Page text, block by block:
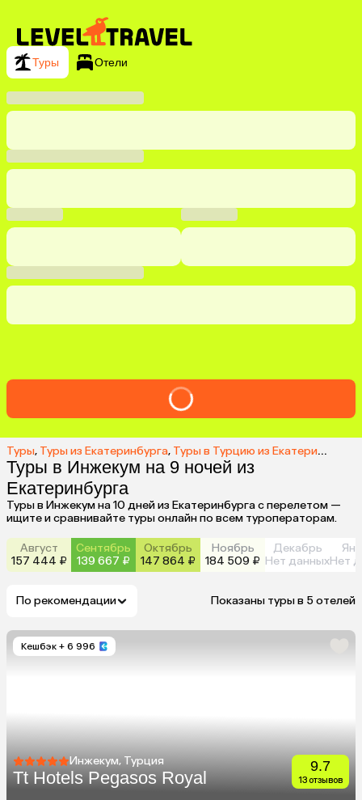
Туры Отели
Туры, Туры из Екатеринбурга, Туры в Турцию из Екатеринбурга
Туры в Инжекум на 9 ночей из
Екатеринбурга
Туры в Инжекум на 10 дней из Екатеринбурга с перелетом —
ищите и сравнивайте туры онлайн по всем туроператорам.
Август
157 444 ₽
Сентябрь
139 667 ₽
Октябрь
147 864 ₽
Ноябрь
184 509 ₽
Декабрь
Нет данныхНет
По рекомендации Показаны туры в 5 отелей
Кешбэк + 6 996
Инжекум, Турция
Tt Hotels Pegasos Royal
9.7
13 отзывов